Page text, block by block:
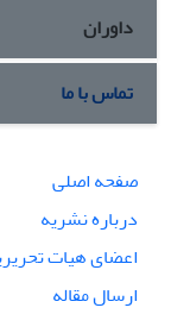
داوران
تماس با ما
صفحه اصلی
درباره نشریه
اعضای هیات
ارسال مقاله